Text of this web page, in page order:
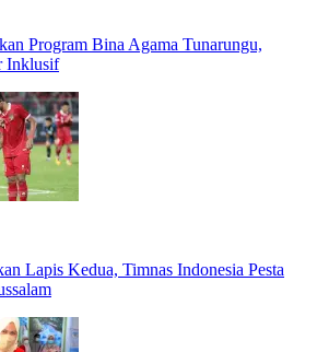
Program Bina Agama Tunarungu,
Inklusif
Lapis Kedua, Timnas Indonesia Pesta